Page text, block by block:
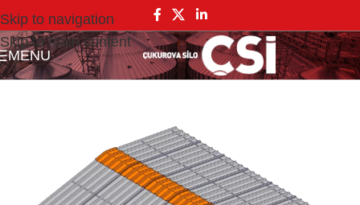
Skip to navigation
Skip to main content
MENU